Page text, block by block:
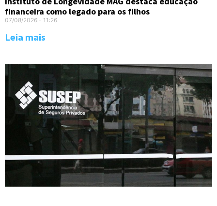
financeira como legado para os filhos
07/08/2026 11:26
Leia mais